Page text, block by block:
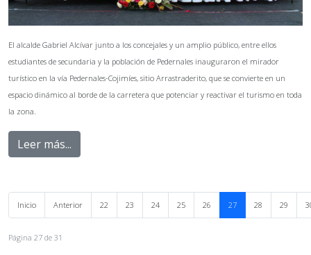
El alcalde Gabriel Alcívar junto a los concejales y un amplio público, entre ellos
estudiantes de secundaria y la población de Pedernales inauguraron el mirador
turístico en la vía Pedernales-Cojimíes, sitio Arrastraderito, que se convierte en un
espacio dinámico al borde de la carretera que potenciar y reactivar el turismo en toda
la zona.
Leer más...
Inicio Anterior 22 23 24 25 26 27 28 29
Página 27 de 31